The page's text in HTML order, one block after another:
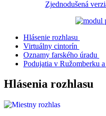
Zjednodušená
Hlásenie rozhlasu
Virtuálny cintorín
Oznamy farského úradu
Podujatia v Ružomberku
Hlásenia rozhlasu